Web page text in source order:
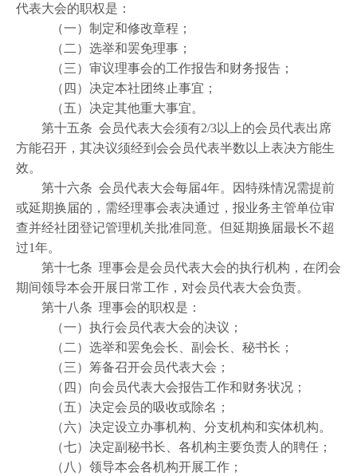
代表大会的职权是：
（一）制定和修改章程；
（二）选举和罢免理事；
（三）审议理事会的工作报告和财务报告；
（四）决定本社团终止事宜；
（五）决定其他重大事宜。
第十五条 会员代表大会须有2/3以上的会员代表出席
方能召开，其决议须经到会会员代表半数以上表决方能生
效。
第十六条 会员代表大会每届4年。因特殊情况需提前
或延期换届的，需经理事会表决通过，报业务主管单位审
查并经社团登记管理机关批准同意。但延期换届最长不超
过1年。
第十七条 理事会是会员代表大会的执行机构，在闭会
期间领导本会开展日常工作，对会员代表大会负责。
第十八条 理事会的职权是：
（一）执行会员代表大会的决议；
（二）选举和罢免会长、副会长、秘书长；
（三）筹备召开会员代表大会；
（四）向会员代表大会报告工作和财务状况；
（五）决定会员的吸收或除名；
（六）决定设立办事机构、分支机构和实体机构。
（七）决定副秘书长、各机构主要负责人的聘任；
（八）领导本会各机构开展工作；